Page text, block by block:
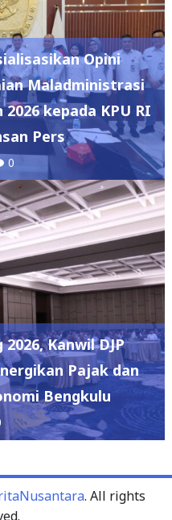
Opini
Maladministrasi
kepada KPU RI
Pers
0
Kanwil DJP
Pajak dan
Bengkulu
. All rights